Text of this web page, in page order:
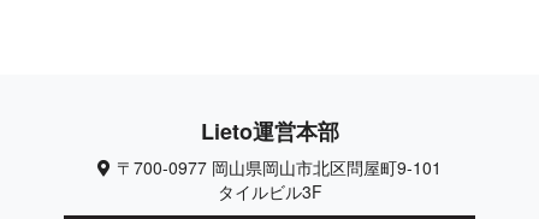
Lieto 運 営 本 部
〒700-0977 岡山県岡山市北区問屋町9-101
タイルビル3F